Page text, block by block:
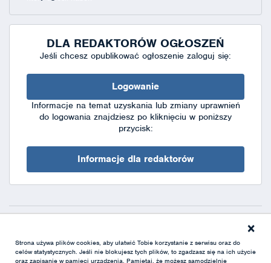
DLA REDAKTORÓW OGŁOSZEŃ
Jeśli chcesz opublikować ogłoszenie zaloguj się:
Logowanie
Informacje na temat uzyskania lub zmiany uprawnień
do logowania znajdziesz po kliknięciu w poniższy
przycisk:
Informacje dla redaktorów
XML
Strona używa plików cookies, aby ułatwić Tobie korzystanie z serwisu oraz do
celów statystycznych. Jeśli nie blokujesz tych plików, to zgadzasz się na ich użycie
oraz zapisanie w pamięci urządzenia. Pamiętaj, że możesz samodzielnie
×